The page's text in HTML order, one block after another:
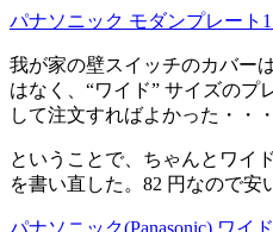
パナソニック モダンプレート
我が家の壁スイッチのカバー
はなく、“ワイド” サイズのプ
して注文すればよかった・・・
ということで、ちゃんとワイ
を書い直した。82 円なので安
パナソニック(Panasonic) ワイ